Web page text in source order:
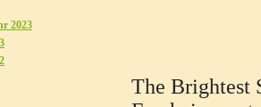
The Brightest
2023